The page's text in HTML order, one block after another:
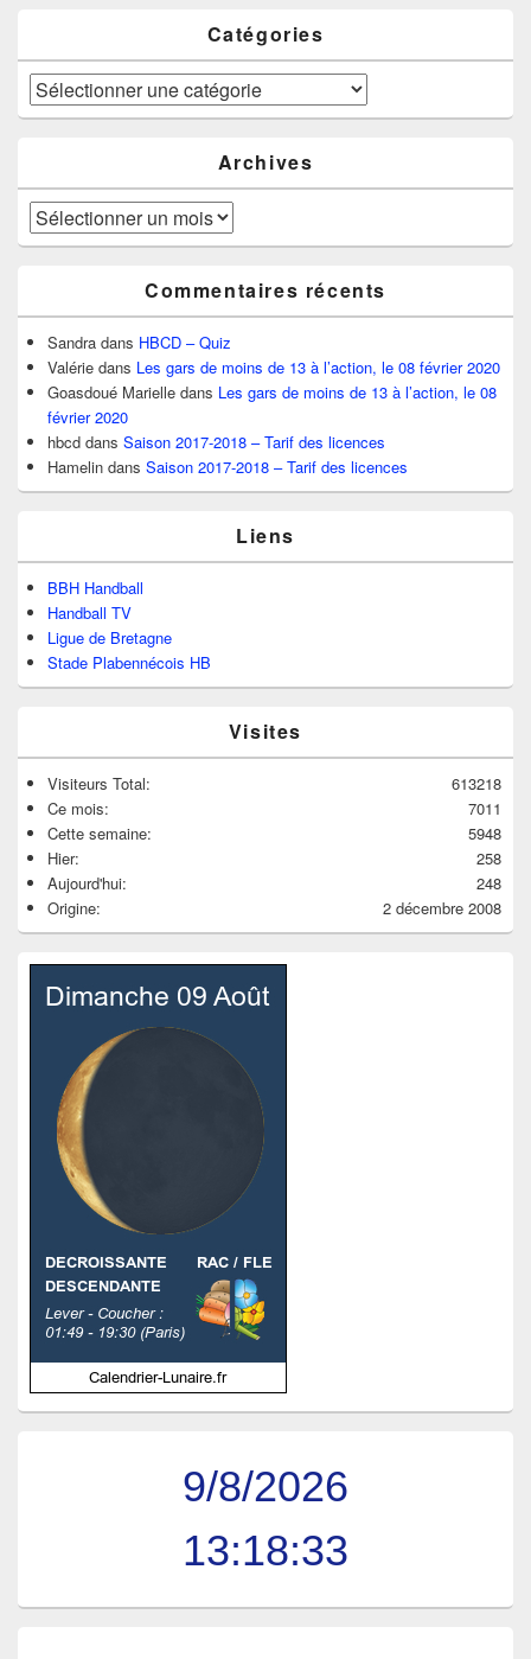
Catégories
Catégories
Archives
Archives
Commentaires récents
Sandra dans HBCD – Quiz
Valérie dans Les gars de moins de 13 à l’action, le 08 février 2020
Goasdoué Marielle dans Les gars de moins de 13 à l’action, le 08
février 2020
hbcd dans Saison 2017-2018 – Tarif des licences
Hamelin dans Saison 2017-2018 – Tarif des licences
Liens
BBH Handball
Handball TV
Ligue de Bretagne
Stade Plabennécois HB
Visites
613218
Visiteurs Total:
7011
Ce mois:
5948
Cette semaine:
258
Hier:
248
Aujourd'hui:
2 décembre 2008
Origine:
9/8/2026
13:18:34